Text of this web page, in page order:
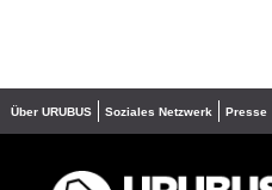
Über URUBUS Soziales Netzwerk Presse